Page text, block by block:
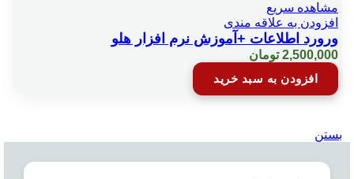
مشاهده سریع
افزودن به علاقه مندی
ورورد اطلاعات +آموزش نرم افزار هلو
2,500,000 تومان
افزودن به سبد خرید
بستن